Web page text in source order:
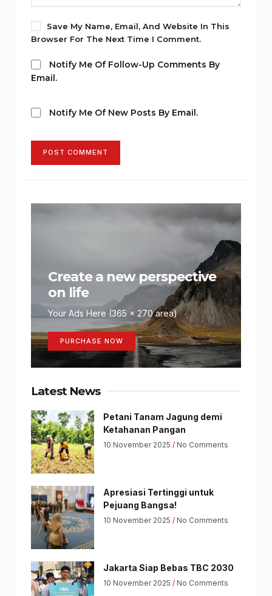
Save My Name, Email, And Website In This
Browser For The Next Time I Comment.
Notify Me Of Follow-Up Comments By
Email.
Notify Me Of New Posts By Email.
POST COMMENT
Create a new perspective
on life
Your Ads Here (365 x 270 area)
PURCHASE NOW
Latest News
Petani Tanam Jagung demi
Ketahanan Pangan
10 November 2025 No Comments
Apresiasi Tertinggi untuk
Pejuang Bangsa!
10 November 2025 No Comments
Jakarta Siap Bebas TBC 2030
10 November 2025 No Comments